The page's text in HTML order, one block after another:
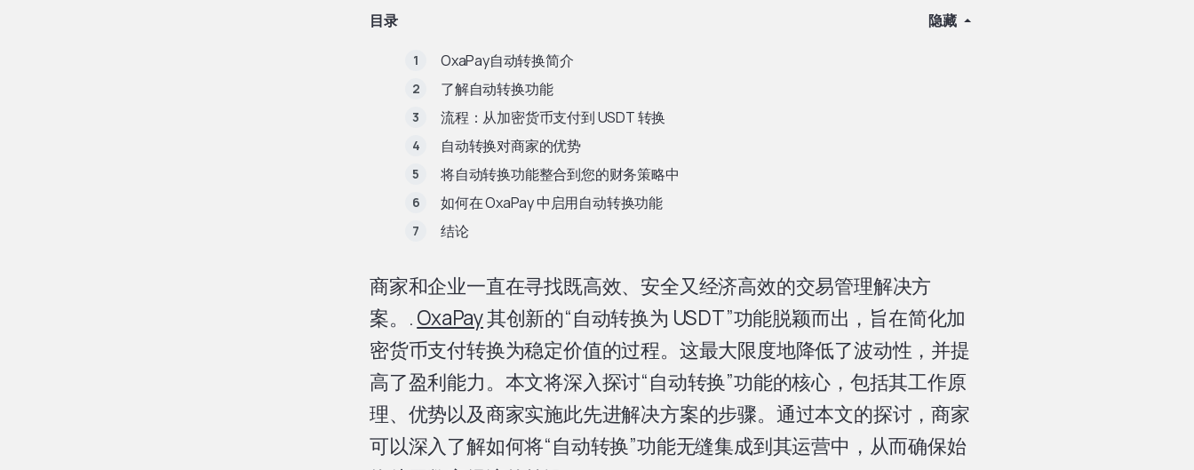
目录 隐藏
OxaPay自动转换简介
了解自动转换功能
流程：从加密货币支付到 USDT 转换
自动转换对商家的优势
将自动转换功能整合到您的财务策略中
如何在 OxaPay 中启用自动转换功能
结论
商家和企业一直在寻找既高效、安全又经济高效的交易管理解决方
案。.OxaPay其创新的“自动转换为 USDT”功能脱颖而出，旨在简化加
密货币支付转换为稳定价值的过程。这最大限度地降低了波动性，并提
高了盈利能力。本文将深入探讨“自动转换”功能的核心，包括其工作原
理、优势以及商家实施此先进解决方案的步骤。通过本文的探讨，商家
可以深入了解如何将“自动转换”功能无缝集成到其运营中，从而确保始